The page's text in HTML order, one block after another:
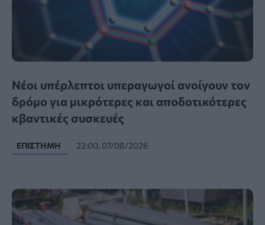
Νέοι υπέρλεπτοι υπεραγωγοί ανοίγουν τον
δρόμο για μικρότερες και αποδοτικότερες
κβαντικές συσκευές
ΕΠΙΣΤΉΜΗ 22:00, 07/08/2026